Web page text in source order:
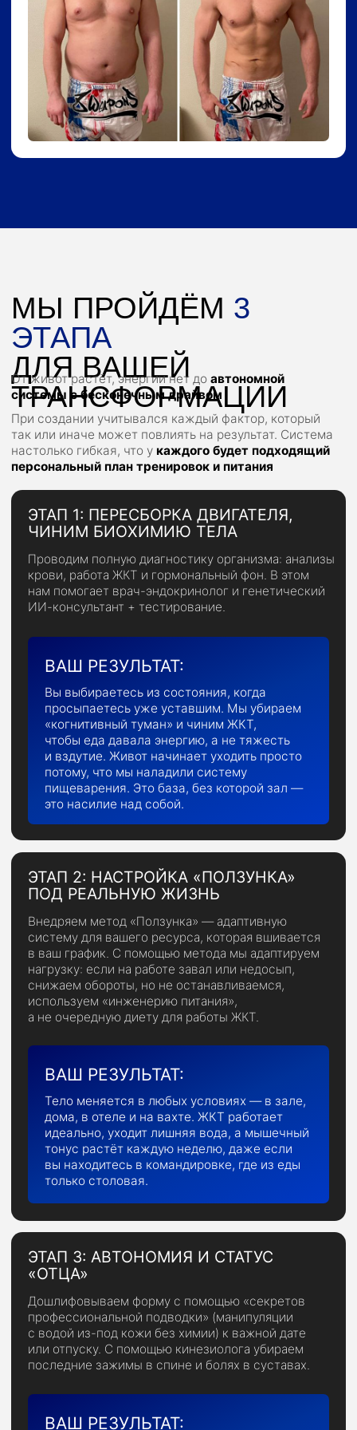
крови, работа ЖКТ и гормональный фон. В этом
нам помогает врач-эндокринолог и генетический
ИИ-консультант + тестирование.
ВАШ РЕЗУЛЬТАТ:
Вы выбираетесь из состояния, когда
просыпаетесь уже уставшим. Мы убираем
«когнитивный туман» и чиним ЖКТ,
чтобы еда давала энергию, а не тяжесть
и вздутие. Живот начинает уходить просто
потому, что мы наладили систему
ПОД РЕАЛЬНУЮ ЖИЗНЬ
снижаем обороты, но не останавливаемся,
используем «инженерию питания»,
а не очередную диету для работы ЖКТ.
ВАШ РЕЗУЛЬТАТ:
Тело меняется в любых условиях — в зале,
дома, в отеле и на вахте. ЖКТ работает
идеально, уходит лишняя вода, а мышечный
вы находитесь в командировке, где из еды
только столовая.
ЭТАП 3: АВТОНОМИЯ И СТАТУС
Дошлифовываем форму с помощью «секретов
профессиональной подводки» (манипуляции
или отпуску. С помощью кинезиолога убираем
последние зажимы в спине и болях в суставах.
ВАШ РЕЗУЛЬТАТ:
тело, которое позволяет вам подбросить
Вы полностью автономны: знаете,
как управлять своим телом и энергией
ПРОГРАММА
1. Пересборка двигателя:
чиним биохимию тела
Вы чётко понимаете, что происходит с вашим
организмом «под капотом», и имеете ресурс
для трансформации, а также выйдете
из «метаболической ямы» и вернёте
когнитивный драйв
Проводим глубокую диагностику
организмапод контролем врача-
+ тестирования.
Чиним фундамент здоровья:
настраиваем работу ЖКТ
и гормональный фон до начала нагрузок
Ликвидируем когнитивный туман
Выявляем истинные причины
кортизола и тестостерона
Экономим бюджет,получив список
реально работающих БАДов вместо
маркетингового «мусора»
2. Инженерия питания
и жкт-контроль
совместимость: